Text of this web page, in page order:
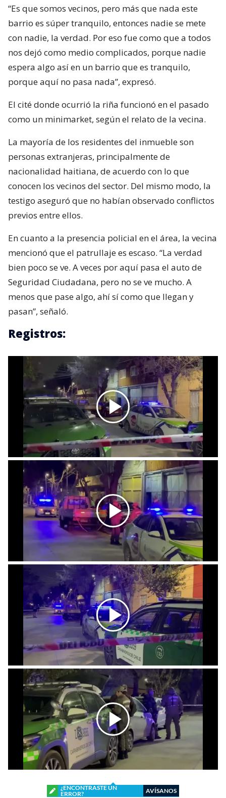
“Es que somos vecinos, pero más que nada este
barrio es súper tranquilo, entonces nadie se mete
con nadie, la verdad. Por eso fue como que a todos
nos dejó como medio complicados, porque nadie
espera algo así en un barrio que es tranquilo,
porque aquí no pasa nada”, expresó.
El cité donde ocurrió la riña funcionó en el pasado
como un minimarket, según el relato de la vecina.
La mayoría de los residentes del inmueble son
personas extranjeras, principalmente de
nacionalidad haitiana, de acuerdo con lo que
conocen los vecinos del sector. Del mismo modo, la
testigo aseguró que no habían observado conflictos
previos entre ellos.
En cuanto a la presencia policial en el área, la vecina
mencionó que el patrullaje es escaso. “La verdad
bien poco se ve. A veces por aquí pasa el auto de
Seguridad Ciudadana, pero no se ve mucho. A
menos que pase algo, ahí sí como que llegan y
pasan”, señaló.
Registros:
¿ENCONTRASTE UN
ERROR?
AVÍSANOS